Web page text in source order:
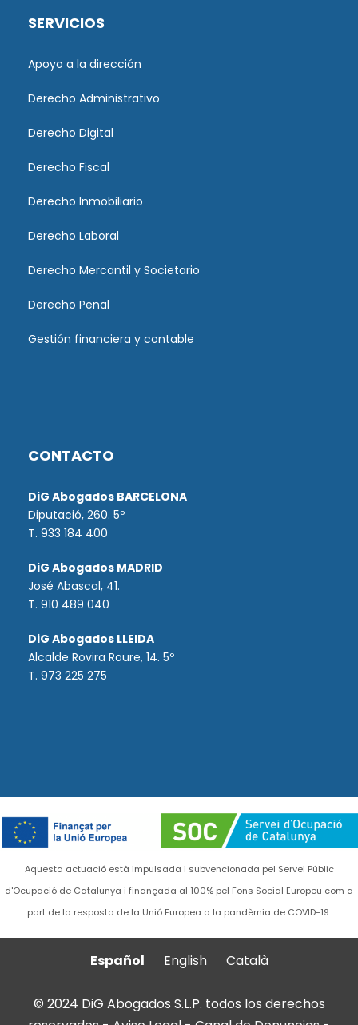
SERVICIOS
Apoyo a la dirección
Derecho Administrativo
Derecho Digital
Derecho Fiscal
Derecho Inmobiliario
Derecho Laboral
Derecho Mercantil y Societario
Derecho Penal
Gestión financiera y contable
CONTACTO
DiG Abogados BARCELONA
Diputació, 260. 5º
T. 933 184 400
DiG Abogados MADRID
José Abascal, 41.
T. 910 489 040
DiG Abogados LLEIDA
Alcalde Rovira Roure, 14. 5º
T. 973 225 275
Aquesta actuació està impulsada i subvencionada pel Servei Públic
d'Ocupació de Catalunya i finançada al 100% pel Fons Social Europeu com a
part de la resposta de la Unió Europea a la pandèmia de COVID-19.
Español English Català
© 2024 DiG Abogados S.L.P. todos los derechos